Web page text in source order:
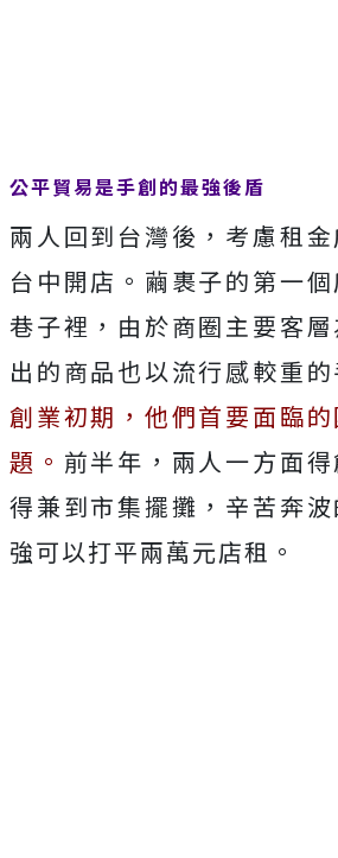
公平貿易是手創的最強後盾
兩人回到台灣後，考慮租
台中開店。繭裹子的第一
巷子裡，由於商圈主要客
出的商品也以流行感較重的
創業初期，他們首要面臨
題。 前半年，兩人一方面
得兼到市集擺攤，辛苦奔
強可以打平兩萬元店租。